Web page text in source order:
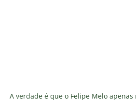
A verdade é que o Felipe Melo